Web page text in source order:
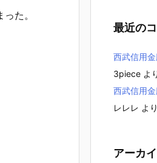
た。
最近の
西武信用
3piece よ
西武信用
レレレ より
アーカ